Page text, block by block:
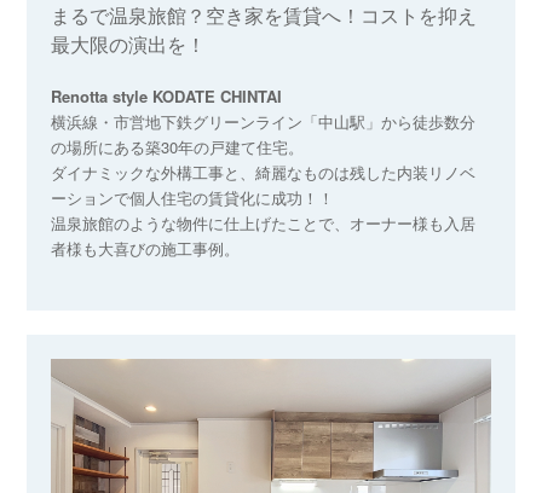
まるで温泉旅館？空き家を賃貸へ！コストを抑え
最大限の演出を！
Renotta style KODATE CHINTAI
横浜線・市営地下鉄グリーンライン「中山駅」から徒歩数分
の場所にある築30年の戸建て住宅。
ダイナミックな外構工事と、綺麗なものは残した内装リノベ
ーションで個人住宅の賃貸化に成功！！
温泉旅館のような物件に仕上げたことで、オーナー様も入居
者様も大喜びの施工事例。